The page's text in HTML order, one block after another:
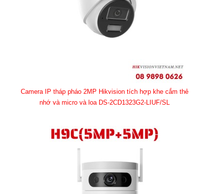
Camera IP tháp pháo 2MP Hikvision tích hợp khe cắm thẻ
nhớ và micro và loa DS-2CD1323G2-LIUF/SL